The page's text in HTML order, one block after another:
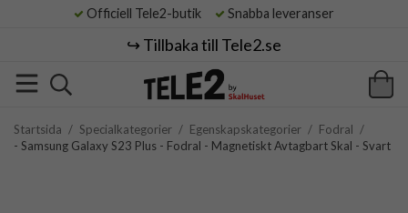
Officiell Tele2-butik Snabba leveranser
↪️ Tillbaka till Tele2.se
Startsida / Specialkategorier / Egenskapskategorier / Fodral /
- Samsung Galaxy S23 Plus - Fodral - Magnetiskt Avtagbart Skal - Svart